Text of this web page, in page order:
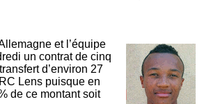
et l’équipe
un contrat de cinq
d’environ 27
Lens puisque en
de ce montant soit